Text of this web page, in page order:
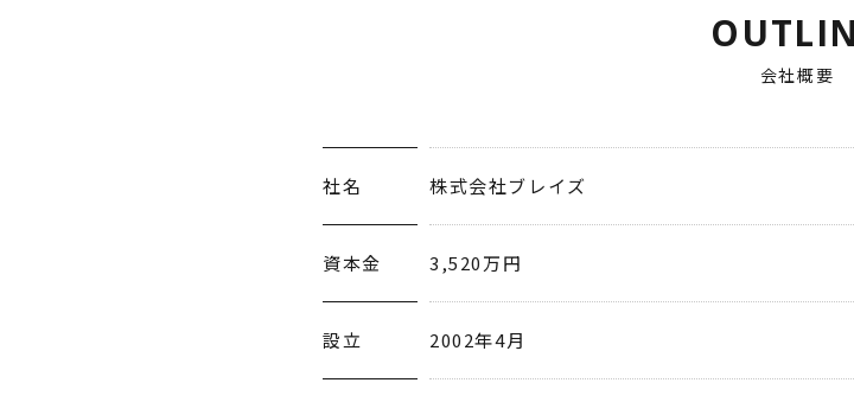
会社概要
社名 株式会社ブレイズ
資本金 3,520万円
設立 2002年4月